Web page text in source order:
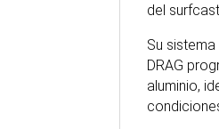
del
Su
DRAG
aluminio,